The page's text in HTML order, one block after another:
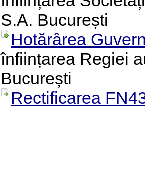
S.A. București
Hotărârea
înființarea Regiei
București
Rectificarea